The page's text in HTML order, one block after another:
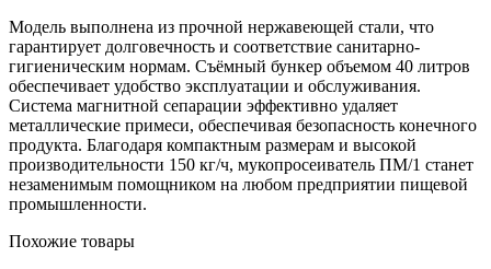
Модель выполнена из прочной нержавеющей стали, что
гарантирует долговечность и соответствие санитарно-
гигиеническим нормам. Съёмный бункер объемом 40 литров
обеспечивает удобство эксплуатации и обслуживания.
Система магнитной сепарации эффективно удаляет
металлические примеси, обеспечивая безопасность конечного
продукта. Благодаря компактным размерам и высокой
производительности 150 кг/ч, мукопросеиватель ПМ/1 станет
незаменимым помощником на любом предприятии пищевой
промышленности.
Похожие товары